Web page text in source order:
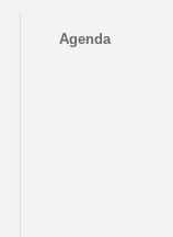
Agenda